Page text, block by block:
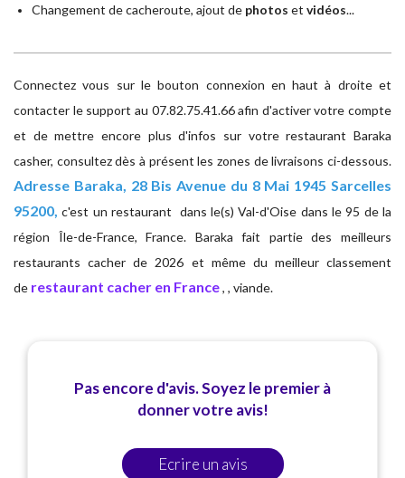
Changement de cacheroute, ajout de photos et vidéos...
Connectez vous sur le bouton connexion en haut à droite et
contacter le support au 07.82.75.41.66 afin d'activer votre compte
et de mettre encore plus d'infos sur votre restaurant Baraka
casher, consultez dès à présent les zones de livraisons ci-dessous.
Adresse Baraka, 28 Bis Avenue du 8 Mai 1945 Sarcelles
95200, c'est un restaurant dans le(s) Val-d'Oise dans le 95 de la
région Île-de-France, France. Baraka fait partie des meilleurs
restaurants cacher de 2026 et même du meilleur classement
de restaurant cacher en France, , viande.
Pas encore d'avis. Soyez le premier à
donner votre avis!
Ecrire un avis